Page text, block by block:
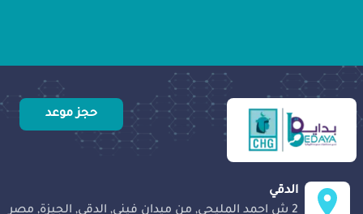
حجز موعد
الدقي
2 ش احمد المليحي, من ميدان فيني, الدقي, الجيزة, مصر